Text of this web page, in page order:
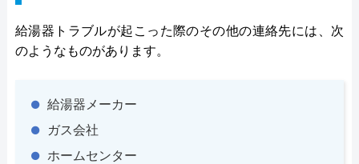
給湯器トラブルが起こった際のその他の連絡先には、次
のようなものがあります。
給湯器メーカー
ガス会社
ホームセンター